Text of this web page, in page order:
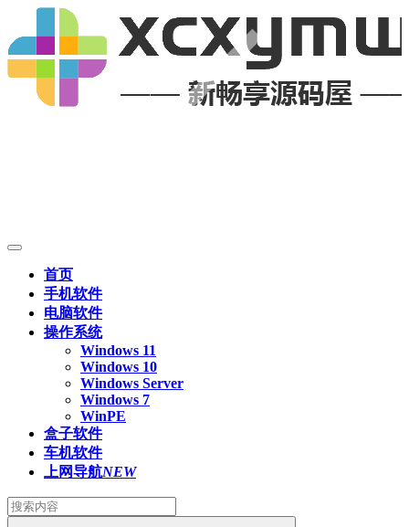
首页
手机软件
电脑软件
操作系统
Windows 11
Windows 10
Windows Server
Windows 7
WinPE
盒子软件
车机软件
上网导航NEW